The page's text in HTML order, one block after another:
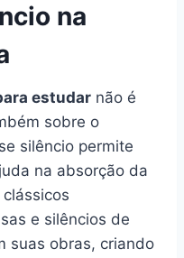
na
estudar não é
sobre o
silêncio permite
na absorção da
e silêncios de
suas obras, criando